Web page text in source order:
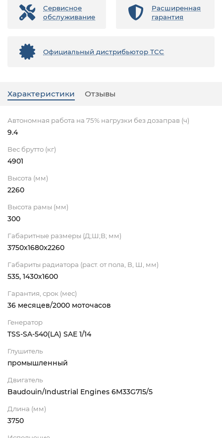
Сервисное
обслуживание
Расширенная
гарантия
Официальный дистрибьютор ТСС
Характеристики Отзывы
Автономная работа на 75% нагрузки без дозаправ (ч)
9.4
Вес брутто (кг)
4901
Высота (мм)
2260
Высота рамы (мм)
300
Габаритные размеры (Д;Ш;В; мм)
3750x1680x2260
Габариты радиатора (раст. от пола, В, Ш, мм)
535, 1430х1600
Гарантия, срок (мес)
36 месяцев/2000 моточасов
Генератор
TSS-SA-540(LA) SAE 1/14
Глушитель
промышленный
Двигатель
Baudouin/Industrial Engines 6M33G715/5
Длина (мм)
3750